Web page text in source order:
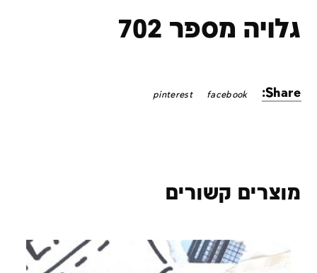
גלויה מספר 702
Share:
facebook
pinterest
מוצרים קשורים